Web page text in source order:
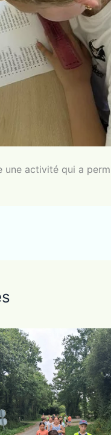
une activité qui a